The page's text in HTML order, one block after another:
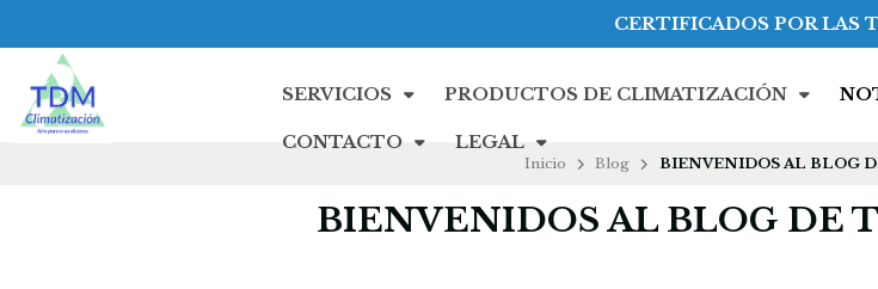
SERVICIOS PRODUCTOS DE CLIMATIZACIÓN
CONTACTO LEGAL
CERTIFICADOS POR LAS
Inicio Blog BIENVENIDOS AL BLOG
BIENVENIDOS AL BLOG DE